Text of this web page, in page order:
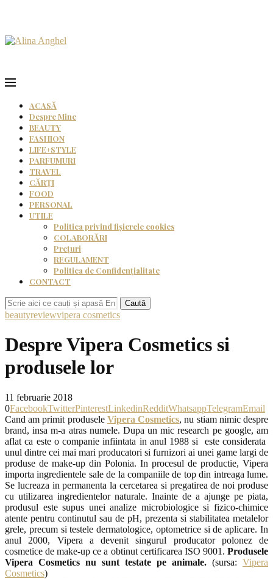
ACASĂ
Despre Mine
BEAUTY
FASHION
LIFE+STYLE
PARFUMURI
TRAVEL
CĂRȚI
FOOD
PERSONAL
UTILE
Politica privind fișierele cookies
COLABORĂRI
Prețuri
REGULAMENT
Politica de Confidențialitate
CONTACT
Caută
beautyreviewvipera cosmetics
Despre Vipera Cosmetics si
produsele lor
11 februarie 2018
0FacebookTwitterPinterestLinkedinRedditWhatsappTelegramEmail
Cand am primit produsele Vipera Cosmetics, nu stiam nimic despre
brand, insa m-a atras numele. Dupa un mic research pe google, am
aflat ca este o companie infiintata in anul 1988 si este considerata
unul dintre cei mai mari producatori si furnizori ai unei game largi de
produse de make-up din Polonia. In procesul de productie, Vipera
importa ingredientele sale de la companiile de top din intreaga lume.
Se lucreaza in permanenta la cercetarea si pregatirea de noi produse
cu utilizarea ingredientelor naturale. Inainte de a ajunge pe piata,
produsul este supus unei analize microbiologice si fizico-chimice
atente pentru continutul sau de pH, prezenta si stabilitatea metalelor
grele, precum si testele dermatologice, optometrice si de aplicare. In
anul 2000, Vipera a devenit singurul producator polonez de
cosmetice de make-up ce a obtinut certificarea ISO 9001. Produsele
Vipera Cosmetics nu sunt testate pe animale. (sursa: Vipera
Cosmetics)